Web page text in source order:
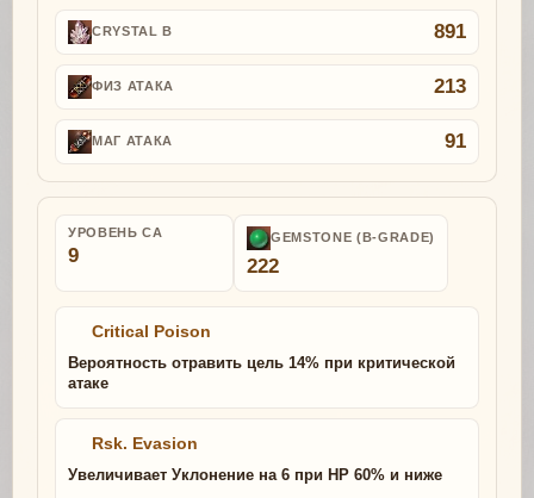
CRYSTAL B 891
ФИЗ АТАКА 213
МАГ АТАКА 91
УРОВЕНЬ СА
9
GEMSTONE (B-GRADE)
222
Critical Poison
Вероятность отравить цель 14% при критической
атаке
Rsk. Evasion
Увеличивает Уклонение на 6 при HP 60% и ниже